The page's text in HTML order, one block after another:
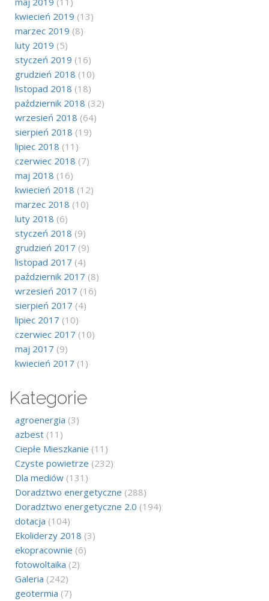
kwiecień 2019 (13)
marzec 2019 (8)
luty 2019 (5)
styczeń 2019 (16)
grudzień 2018 (10)
listopad 2018 (18)
październik 2018 (32)
wrzesień 2018 (64)
sierpień 2018 (19)
lipiec 2018 (11)
czerwiec 2018 (7)
maj 2018 (16)
kwiecień 2018 (12)
marzec 2018 (10)
luty 2018 (6)
styczeń 2018 (9)
grudzień 2017 (9)
listopad 2017 (4)
październik 2017 (8)
wrzesień 2017 (16)
sierpień 2017 (4)
lipiec 2017 (10)
czerwiec 2017 (10)
maj 2017 (9)
kwiecień 2017 (1)
Kategorie
agroenergia (3)
azbest (11)
Ciepłe Mieszkanie (11)
Czyste powietrze (232)
Dla mediów (131)
Doradztwo energetyczne (288)
Doradztwo energetyczne 2.0 (194)
dotacja (104)
Ekoliderzy 2018 (3)
ekopracownie (6)
fotowoltaika (2)
Galeria (242)
geotermia (7)